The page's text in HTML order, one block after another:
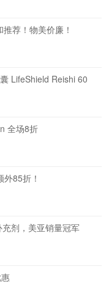
荐！物美价廉！
LifeShield Reishi 60
全场8折
85折！
剂，美亚销量冠军